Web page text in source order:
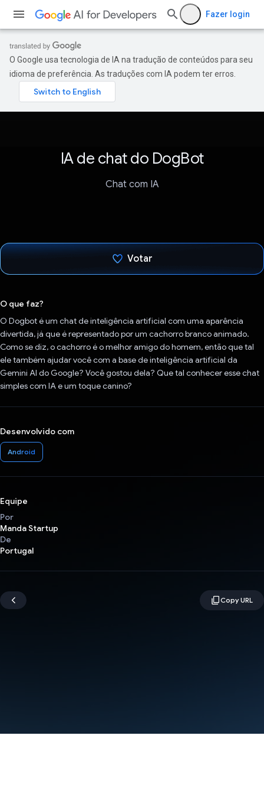
Fazer login
O Google usa tecnologia de IA na tradução de conteúdos para seu
idioma de preferência. As traduções com IA podem ter erros.
IA de chat do DogBot
Chat com IA
Votar
O que faz?
O Dogbot é um chat de inteligência artificial com uma aparência
divertida, já que é representado por um cachorro branco animado.
Como se diz, o cachorro é o melhor amigo do homem, então que tal
ele também ajudar você com a base de inteligência artificial da
Gemini AI do Google? Você gostou dela? Que tal conhecer esse chat
simples com IA e um toque canino?
Desenvolvido com
Android
Equipe
Por
Manda Startup
De
Portugal